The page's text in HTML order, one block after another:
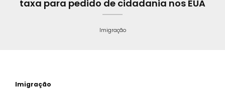
r
a
taxa para pedido de cidadania nos EUA
Imigração
Imigração